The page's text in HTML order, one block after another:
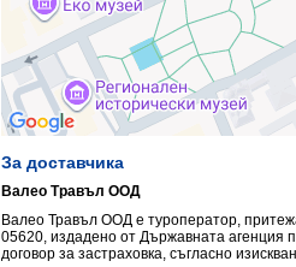
За доставчика
Валео Травъл ООД
Валео Травъл ООД е туроператор,
05620, издадено от Държавната агенция
договор за застраховка, съгласно